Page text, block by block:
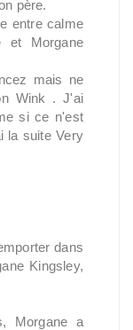
père.
entre calme
et Morgane
mais ne
Wink . J'ai
si ce n'est
la suite Very
dans
Kingsley,
Morgane a